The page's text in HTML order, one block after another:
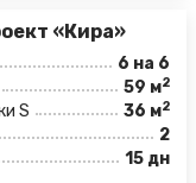
«Кира»
6 на 6
59 м2
S 36 м2
2
15 дн